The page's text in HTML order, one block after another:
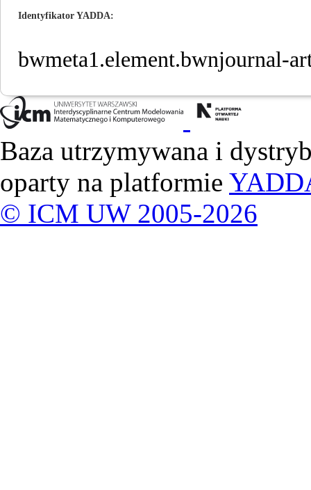
Identyfikator YADDA
bwmeta1.element.bwnjournal-
Baza utrzymywana i
oparty na platformie
© ICM UW 2005-2026